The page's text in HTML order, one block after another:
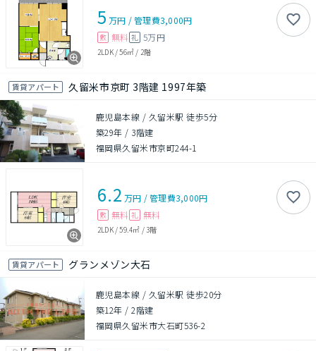
5 万円 /管理費3,000円
敷 無料 礼 5万円
2LDK/56㎡ / 2階
賃貸アパート 久留米市京町 3階建 1997年築
鹿児島本線 / 久留米駅 徒歩5分
築29年 / 3階建
福岡県久留米市京町244-1
6.2 万円 /管理費3,000円
敷 無料 礼 無料
2LDK/59.4㎡ /3階
賃貸アパート グランメゾン大石
鹿児島本線 / 久留米駅 徒歩20分
築12年 /2階建
福岡県久留米市大石町536-2